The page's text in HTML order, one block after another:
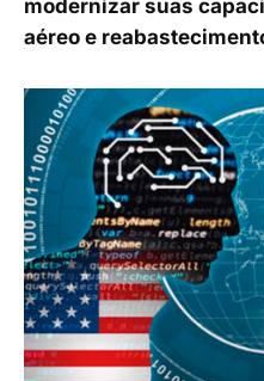
modernizar suas
aéreo e